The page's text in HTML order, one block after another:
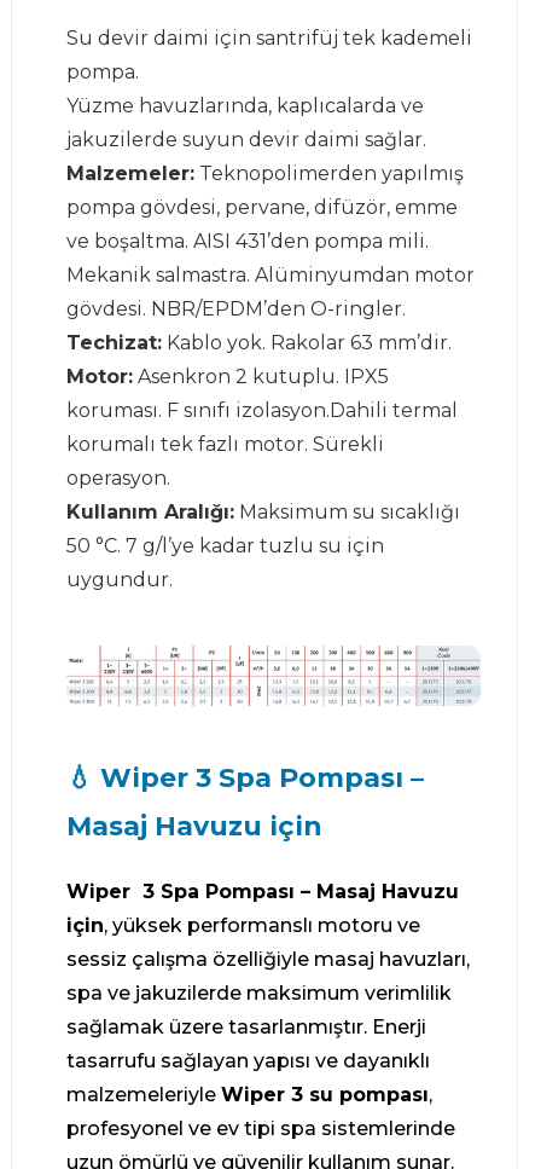
Su devir daimi için santrifüj tek kademeli
pompa.
Yüzme havuzlarında, kaplıcalarda ve
jakuzilerde suyun devir daimi sağlar.
Malzemeler:Teknopolimerden yapılmış
pompa gövdesi, pervane, difüzör, emme
ve boşaltma. AISI 431’den pompa mili.
Mekanik salmastra. Alüminyumdan motor
gövdesi. NBR/EPDM’den O-ringler.
Techizat:Kablo yok. Rakolar 63 mm’dir.
Motor:Asenkron 2 kutuplu. IPX5
koruması. F sınıfı izolasyon.Dahili termal
korumalı tek fazlı motor. Sürekli
operasyon.
Kullanım Aralığı:Maksimum su sıcaklığı
50 °C. 7 g/l’ye kadar tuzlu su için
uygundur.
💧 Wiper 3 Spa Pompası –
Masaj Havuzu için
Wiper 3 Spa Pompası – Masaj Havuzu
için, yüksek performanslı motoru ve
sessiz çalışma özelliğiyle masaj havuzları,
spa ve jakuzilerde maksimum verimlilik
sağlamak üzere tasarlanmıştır. Enerji
tasarrufu sağlayan yapısı ve dayanıklı
malzemeleriyle Wiper 3 su pompası,
profesyonel ve ev tipi spa sistemlerinde
uzun ömürlü ve güvenilir kullanım sunar.